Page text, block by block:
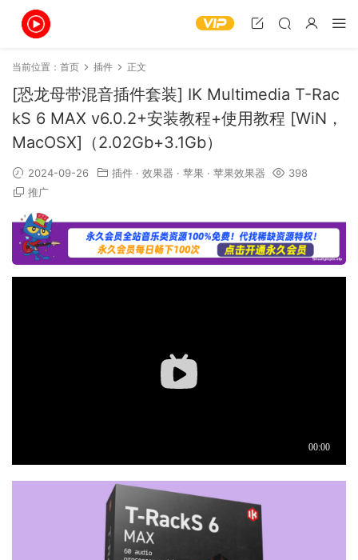
当前位置： 首页 插件 正文
[恐龙母带混音插件套装] IK Multimedia T-Rac
kS 6 MAX v6.0.2+安装教程+使用教程 [WiN，
MacOSX]（2.02Gb+3.1Gb）
2024-09-26 插件 · 效果器 · 苹果 · 苹果效果器
398
推广